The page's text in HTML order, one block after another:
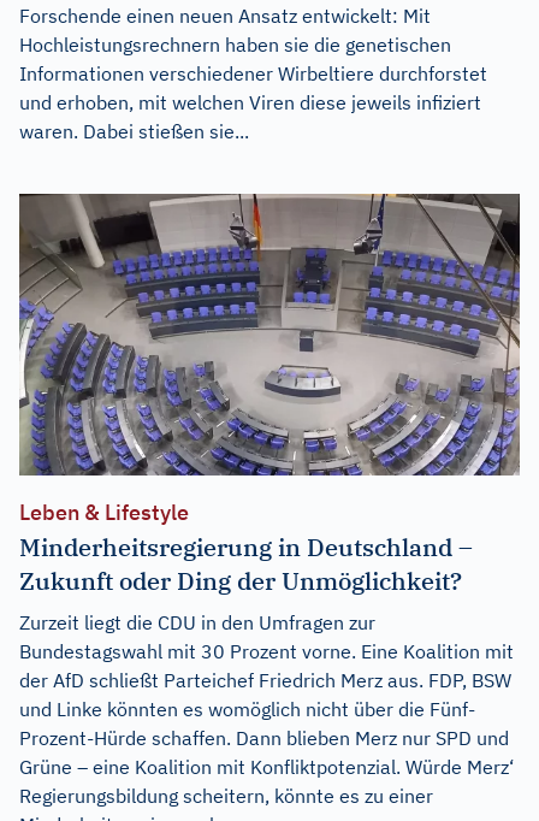
Forschende einen neuen Ansatz entwickelt: Mit
Hochleistungsrechnern haben sie die genetischen
Informationen verschiedener Wirbeltiere durchforstet
und erhoben, mit welchen Viren diese jeweils infiziert
waren. Dabei stießen sie...
Leben & Lifestyle
Minderheitsregierung in Deutschland –
Zukunft oder Ding der Unmöglichkeit?
Zurzeit liegt die CDU in den Umfragen zur
Bundestagswahl mit 30 Prozent vorne. Eine Koalition mit
der AfD schließt Parteichef Friedrich Merz aus. FDP, BSW
und Linke könnten es womöglich nicht über die Fünf-
Prozent-Hürde schaffen. Dann blieben Merz nur SPD und
Grüne – eine Koalition mit Konfliktpotenzial. Würde Merz‘
Regierungsbildung scheitern, könnte es zu einer